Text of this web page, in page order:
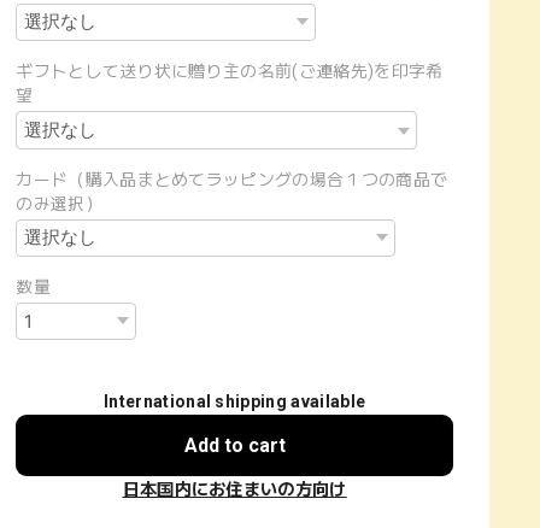
ギフトとして送り状に贈り主の名前(ご連絡先)を印字希
望
カード（購入品まとめてラッピングの場合１つの商品で
のみ選択）
数量
International shipping available
Add to cart
日本国内にお住まいの方向け